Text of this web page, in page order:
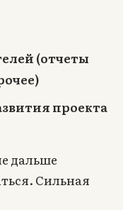
(отчеты
проекта
дальше
Сильная